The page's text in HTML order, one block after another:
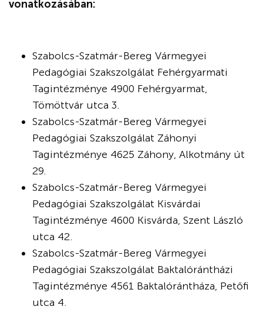
vonatkozásában:
Szabolcs-Szatmár-Bereg Vármegyei
Pedagógiai Szakszolgálat Fehérgyarmati
Tagintézménye 4900 Fehérgyarmat,
Tömöttvár utca 3.
Szabolcs-Szatmár-Bereg Vármegyei
Pedagógiai Szakszolgálat Záhonyi
Tagintézménye 4625 Záhony, Alkotmány út
29.
Szabolcs-Szatmár-Bereg Vármegyei
Pedagógiai Szakszolgálat Kisvárdai
Tagintézménye 4600 Kisvárda, Szent László
utca 42.
Szabolcs-Szatmár-Bereg Vármegyei
Pedagógiai Szakszolgálat Baktalórántházi
Tagintézménye 4561 Baktalórántháza, Petőfi
utca 4.